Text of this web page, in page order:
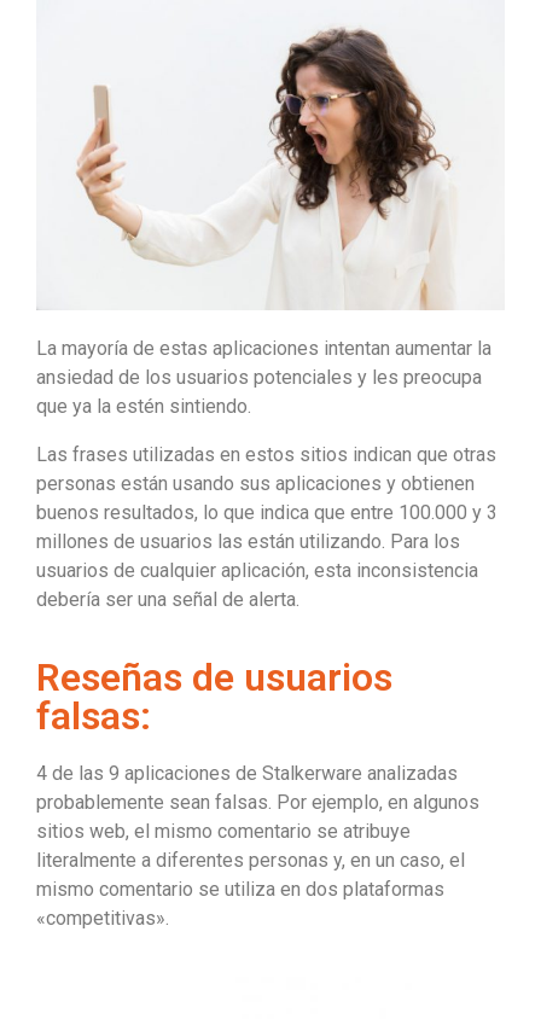
La mayoría de estas aplicaciones intentan aumentar la
ansiedad de los usuarios potenciales y les preocupa
que ya la estén sintiendo.
Las frases utilizadas en estos sitios indican que otras
personas están usando sus aplicaciones y obtienen
buenos resultados, lo que indica que entre 100.000 y 3
millones de usuarios las están utilizando. Para los
usuarios de cualquier aplicación, esta inconsistencia
debería ser una señal de alerta.
Reseñas de usuarios
falsas:
4 de las 9 aplicaciones de Stalkerware analizadas
probablemente sean falsas. Por ejemplo, en algunos
sitios web, el mismo comentario se atribuye
literalmente a diferentes personas y, en un caso, el
mismo comentario se utiliza en dos plataformas
«competitivas».